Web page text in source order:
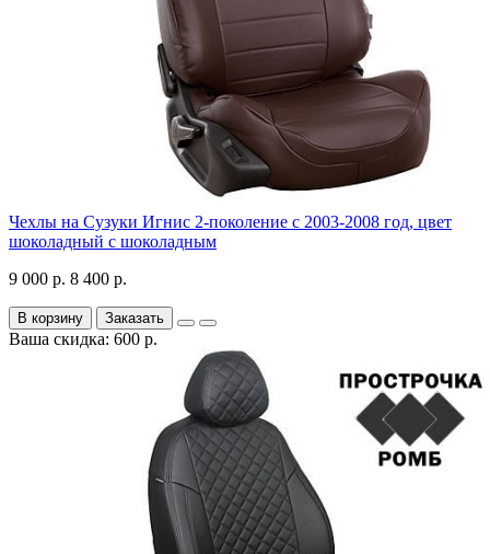
Чехлы на Сузуки Игнис 2-поколение с 2003-2008 год, цвет
шоколадный с шоколадным
9 000 р. 8 400 р.
В корзину Заказать
Ваша скидка: 600 р.